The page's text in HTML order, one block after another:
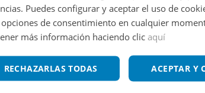
RD 390/2021 de 1 de junio.
Puedes configurar y aceptar el uso de
de consentimiento en cualquier
más información haciendo clic aquí
ACEPTAR Y
RECHAZARLAS TODAS